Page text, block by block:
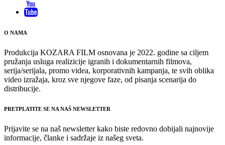
O NAMA
Produkcija KOZARA FILM osnovana je 2022. godine sa ciljem
pružanja usluga realizicije igranih i dokumentarnih filmova,
serija/serijala, promo videa, korporativnih kampanja, te svih oblika
video izražaja, kroz sve njegove faze, od pisanja scenarija do
distribucije.
PRETPLATITE SE NA NAŠ NEWSLETTER
Prijavite se na naš newsletter kako biste redovno dobijali najnovije
informacije, članke i sadržaje iz našeg sveta.